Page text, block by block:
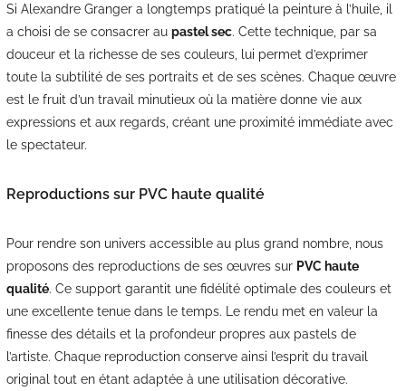
Si Alexandre Granger a longtemps pratiqué la peinture à l’huile, il
a choisi de se consacrer au pastel sec. Cette technique, par sa
douceur et la richesse de ses couleurs, lui permet d’exprimer
toute la subtilité de ses portraits et de ses scènes. Chaque œuvre
est le fruit d’un travail minutieux où la matière donne vie aux
expressions et aux regards, créant une proximité immédiate avec
le spectateur.
Reproductions sur PVC haute qualité
Pour rendre son univers accessible au plus grand nombre, nous
proposons des reproductions de ses œuvres sur PVC haute
qualité. Ce support garantit une fidélité optimale des couleurs et
une excellente tenue dans le temps. Le rendu met en valeur la
finesse des détails et la profondeur propres aux pastels de
l’artiste. Chaque reproduction conserve ainsi l’esprit du travail
original tout en étant adaptée à une utilisation décorative.